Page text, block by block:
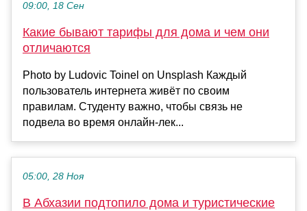
09:00, 18 Сен
Какие бывают тарифы для дома и чем они
отличаются
Photo by Ludovic Toinel on Unsplash Каждый
пользователь интернета живёт по своим
правилам. Студенту важно, чтобы связь не
подвела во время онлайн-лек...
05:00, 28 Ноя
В Абхазии подтопило дома и туристические